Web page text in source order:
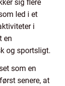
sig flere
led i et
i
en
og sportsligt.
som en
senere, at